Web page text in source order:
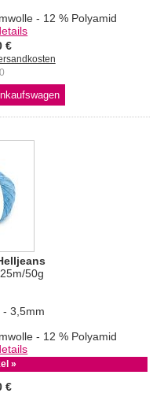
- 12 % Polyamid
€
50g
- 3,5mm
- 12 % Polyamid
»
€